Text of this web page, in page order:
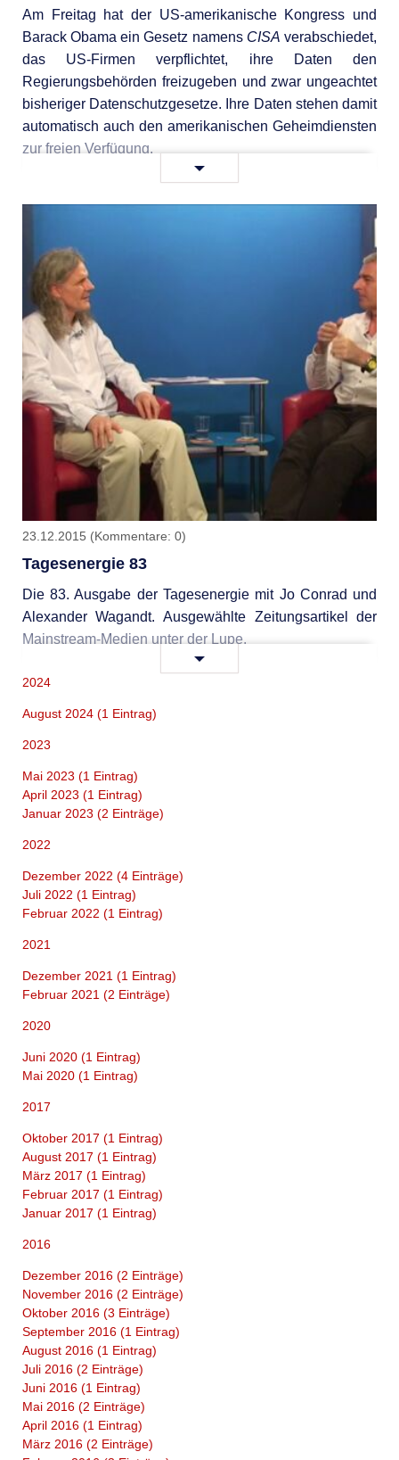
Am Freitag hat der US-amerikanische Kongress und
Barack Obama ein Gesetz namens CISA verabschiedet,
das US-Firmen verpflichtet, ihre Daten den
Regierungsbehörden freizugeben und zwar ungeachtet
bisheriger Datenschutzgesetze. Ihre Daten stehen damit
automatisch auch den amerikanischen Geheimdiensten
zur freien Verfügung.
Datenschutz?
Gibt's
23.12.2015 (Kommentare: 0)
Tagesenergie 83
Die 83. Ausgabe der Tagesenergie mit Jo Conrad und
Alexander Wagandt. Ausgewählte Zeitungsartikel der
Mainstream-Medien unter der Lupe.
Tagesenergie
2024
August 2024 (1 Eintrag)
2023
Mai 2023 (1 Eintrag)
April 2023 (1 Eintrag)
Januar 2023 (2 Einträge)
2022
Dezember 2022 (4 Einträge)
Juli 2022 (1 Eintrag)
Februar 2022 (1 Eintrag)
2021
Dezember 2021 (1 Eintrag)
Februar 2021 (2 Einträge)
2020
Juni 2020 (1 Eintrag)
Mai 2020 (1 Eintrag)
2017
Oktober 2017 (1 Eintrag)
August 2017 (1 Eintrag)
März 2017 (1 Eintrag)
Februar 2017 (1 Eintrag)
Januar 2017 (1 Eintrag)
2016
Dezember 2016 (2 Einträge)
November 2016 (2 Einträge)
Oktober 2016 (3 Einträge)
September 2016 (1 Eintrag)
August 2016 (1 Eintrag)
Juli 2016 (2 Einträge)
Juni 2016 (1 Eintrag)
Mai 2016 (2 Einträge)
April 2016 (1 Eintrag)
März 2016 (2 Einträge)